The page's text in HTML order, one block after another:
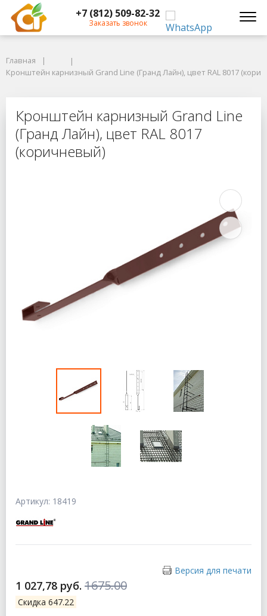
+7 (812) 509-82-32
Заказать звонок
Кронштейн карнизный Grand Line (Гранд Лайн), цвет RAL 8017
Кронштейн карнизный Grand
Главная
Кронштейн карнизный Grand Line (Гранд Лайн), цвет RAL 8017
Кронштейн карнизный Grand Line
(Гранд Лайн), цвет RAL 8017
(коричневый)
Артикул: 18419
Версия для печати
1 027,78 руб. 1675.00
Скидка 647.22